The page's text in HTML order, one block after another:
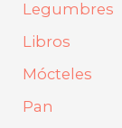
Legumbres
Libros
Mócteles
Pan